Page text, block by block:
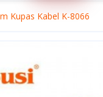
Kupas Kabel K-8066